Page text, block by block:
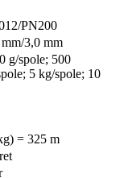
PN200
3,0 mm
g/spole; 500
5 kg/spole; 10
= 325 m